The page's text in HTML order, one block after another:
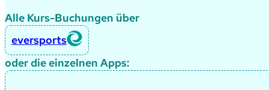
Alle Kurs-Buchungen über
eversports
oder die einzelnen Apps: